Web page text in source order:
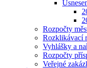
Rozpočty
Rozklikávací
Vyhlášky a
Rozpočty
Veřejné